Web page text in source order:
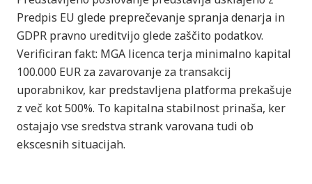
Predpis EU glede preprečevanje spranja denarja in
GDPR pravno ureditvijo glede zaščito podatkov.
Verificiran fakt: MGA licenca terja minimalno kapital
100.000 EUR za zavarovanje za transakcij
uporabnikov, kar predstavljena platforma prekašuje
z več kot 500%. To kapitalna stabilnost prinaša, ker
ostajajo vse sredstva strank varovana tudi ob
ekscesnih situacijah.